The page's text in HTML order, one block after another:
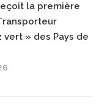
la première
vert » des Pays de